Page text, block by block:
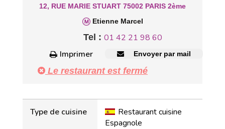
12, RUE MARIE STUART 75002 PARIS 2ème
Etienne Marcel
Tel : 01 42 21 98 60
Imprimer
Envoyer par mail
Le restaurant est fermé
Type de cuisine
Restaurant cuisine
Espagnole